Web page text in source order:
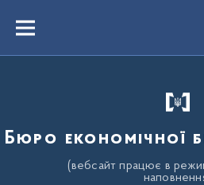
вмістуMenu
Бюро економічної
(вебсайт працює в